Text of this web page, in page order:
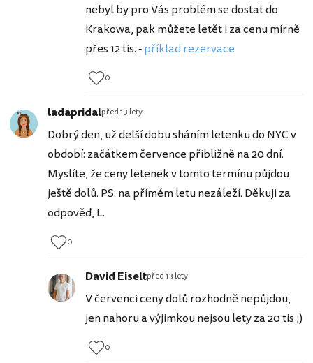
nebyl by pro Vás problém se dostat do
Krakowa, pak můžete letět i za cenu mírně
přes 12 tis. -příklad rezervace
0
ladapridalpřed 13 lety
Dobrý den, už delší dobu sháním letenku do NYC v
období: začátkem července přibližně na 20 dní.
Myslíte, že ceny letenek v tomto termínu půjdou
ještě dolů. PS: na přímém letu nezáleží. Děkuji za
odpověď, L.
0
David Eiseltpřed 13 lety
V červenci ceny dolů rozhodně nepůjdou,
jen nahoru a výjimkou nejsou lety za 20 tis ;)
0